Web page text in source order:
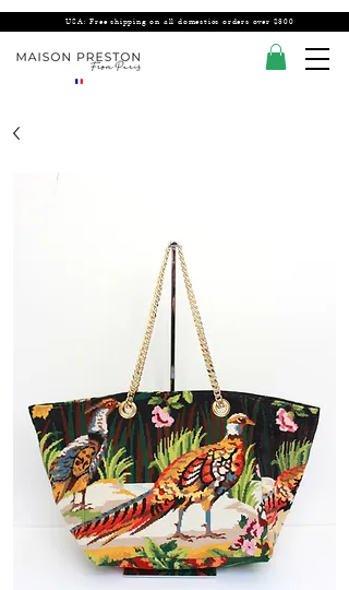
USA: Free shipping on all domestics orders over $300